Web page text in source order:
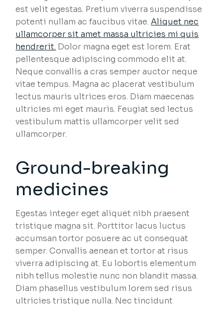
est velit egestas. Pretium viverra suspendisse
potenti nullam ac faucibus vitae.Aliquet nec
ullamcorper sit amet massa ultricies mi quis
hendrerit. Dolor magna eget est lorem. Erat
pellentesque adipiscing commodo elit at.
Neque convallis a cras semper auctor neque
vitae tempus. Magna ac placerat vestibulum
lectus mauris ultrices eros. Diam maecenas
ultricies mi eget mauris. Feugiat sed lectus
vestibulum mattis ullamcorper velit sed
ullamcorper.
Ground-breaking
medicines
Egestas integer eget aliquet nibh praesent
tristique magna sit. Porttitor lacus luctus
accumsan tortor posuere ac ut consequat
semper. Convallis aenean et tortor at risus
viverra adipiscing at. Eu lobortis elementum
nibh tellus molestie nunc non blandit massa.
Diam phasellus vestibulum lorem sed risus
ultricies tristique nulla. Nec tincidunt